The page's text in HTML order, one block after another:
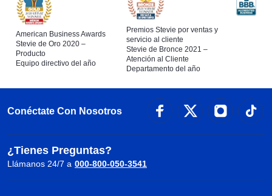
American Business Awards
Stevie de Oro 2020 –
Producto
Equipo directivo del año
Premios Stevie por ventas y
servicio al cliente
Stevie de Bronce 2021 –
Atención al Cliente
Departamento del año
Conéctate Con Nosotros
¿Tienes Preguntas?
Llámanos 24/7 a 000-800-050-3541